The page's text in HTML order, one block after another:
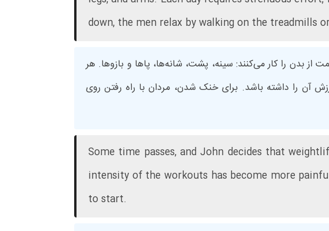
down, the men relax by walking on the treadmills
بدن را کار می‌کنند: سینه، پشت، شانه‌ها، پاها و بازوها. هر
آن را داشته باشد. برای خنک شدن، مردان با راه رفتن روی
Some time passes, and John decides that
intensity of the workouts has become more
to start.